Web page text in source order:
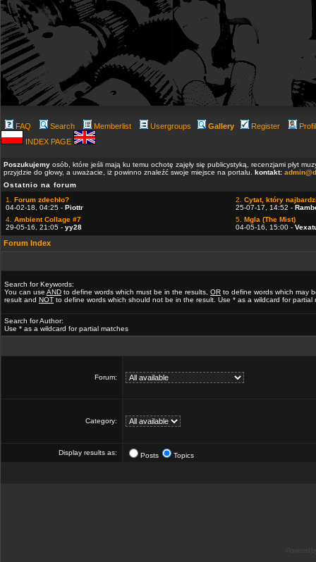
FAQ Search Memberlist Usergroups Gallery Register
INDEX PAGE
Poszukujemy osób, które jeśli mają ku temu ochotę zajęły się publicystyką, recenzjami płyt
przyjdzie do głowy, a uważacie, iż powinno znaleźć swoje miejsce na portalu. kontakt:
Ostatnio na forum
1. Forum zdechło?
04-02-18, 04:25 - Piottr
2. Cytat, który
25-07-17, 14:52 -
4. Ambient Collage #7
29-05-16, 21:05 - yy28
5. Mgla (The Mist)
04-05-16, 15:00 -
Forum Index
Search for Keywords:
You can use AND to define words which must be in the results, OR to define words which may
result and NOT to define words which should not be in the result. Use * as a wildcard for partial
Search for Author:
Use * as a wildcard for partial matches
Forum:
Category:
Display results as: Posts Topics